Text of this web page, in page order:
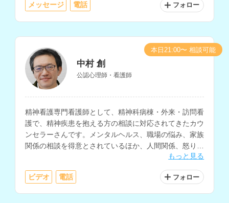
メッセージ 電話 フォロー
中村 創
公認心理師・看護師
精神看護専門看護師として、精神科病棟・外来・訪問看
護で、精神疾患を抱える方の相談に対応されてきたカウ
ンセラーさんです。メンタルヘルス、職場の悩み、家族
関係の相談を得意とされているほか、人間関係、怒りの
感情のコントロール、ストレス対処などの相談にも対応
されています。
もっと見る
ビデオ 電話 フォロー
本日21:00〜 相談可能